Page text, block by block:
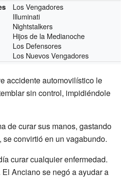
Los Vengadores
Illuminati
Nightstalkers
Hijos de la Medianoche
Los Defensores
Los Nuevos Vengadores
accidente automovilístico le
sin control, impidiéndole
de curar sus manos, gastando
convirtió en un vagabundo.
curar cualquier enfermedad.
Anciano se negó a ayudar a